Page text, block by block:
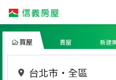
買屋 賣屋 新建
台北市 ・ 全區